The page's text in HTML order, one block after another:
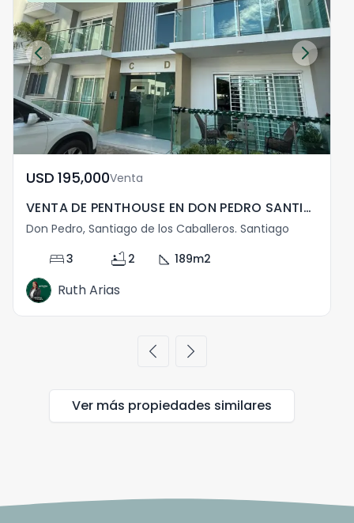
USD	195,000Venta
VENTA DE PENTHOUSE EN DON PEDRO SANTIAGO
Don Pedro, Santiago de los Caballeros. Santiago
bed3 bathtub 2 square_foot 189m2
Ruth Arias
chevron_left chevron_right
Ver más propiedades similares